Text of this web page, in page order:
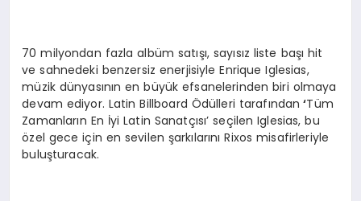
70 milyondan fazla albüm satışı, sayısız liste başı hit
ve sahnedeki benzersiz enerjisiyle Enrique Iglesias,
müzik dünyasının en büyük efsanelerinden biri olmaya
devam ediyor. Latin Billboard Ödülleri tarafından ‘Tüm
Zamanların En İyi Latin Sanatçısı’ seçilen Iglesias, bu
özel gece için en sevilen şarkılarını Rixos misafirleriyle
buluşturacak.